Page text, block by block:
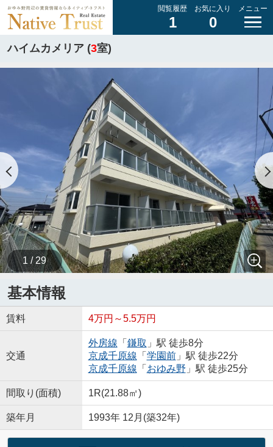
閲覧履歴
1
お気に入り
0
メニュー
ハイムカメリア (3室)
1 / 29
基本情報
賃料 4万円～5.5万円
交通
外房線 「 鎌取 」駅 徒歩8分
京成千原線 「 学園前」駅 徒歩22分
京成千原線 「 おゆみ野 」駅 徒歩25分
間取り(面積) 1R(21.88㎡)
築年月 1993年 12月(築32年)